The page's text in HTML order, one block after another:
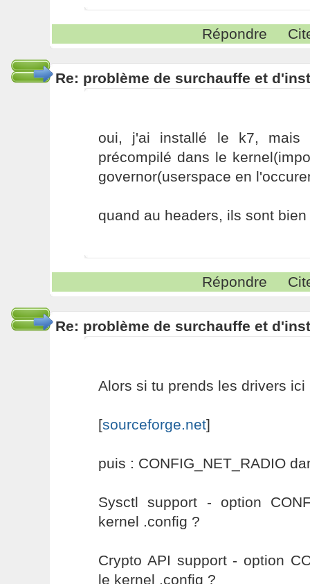
Répondre
Re: problème de surchauffe et
oui, j'ai installé le k7, mais
précompilé dans le
governor(userspace en
quand au headers, ils sont
Répondre
Re: problème de surchauffe et
Alors si tu prends les drivers ici
[sourceforge.net]
puis : CONFIG_NET_RADIO
Sysctl support - option
kernel .config ?
Crypto API support - option
le kernel .config ?